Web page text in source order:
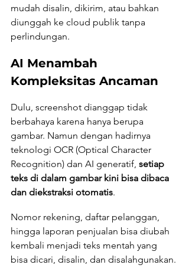
mudah disalin, dikirim, atau bahkan
diunggah ke cloud publik tanpa
perlindungan.
AI Menambah
Kompleksitas Ancaman
Dulu, screenshot dianggap tidak
berbahaya karena hanya berupa
gambar. Namun dengan hadirnya
teknologi OCR (Optical Character
Recognition) dan AI generatif, setiap
teks di dalam gambar kini bisa dibaca
dan diekstraksi otomatis.
Nomor rekening, daftar pelanggan,
hingga laporan penjualan bisa diubah
kembali menjadi teks mentah yang
bisa dicari, disalin, dan disalahgunakan.